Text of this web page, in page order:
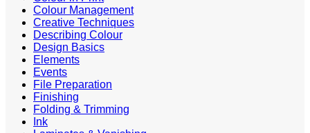
Colour Management
Creative Techniques
Describing Colour
Design Basics
Elements
Events
File Preparation
Finishing
Folding & Trimming
Ink